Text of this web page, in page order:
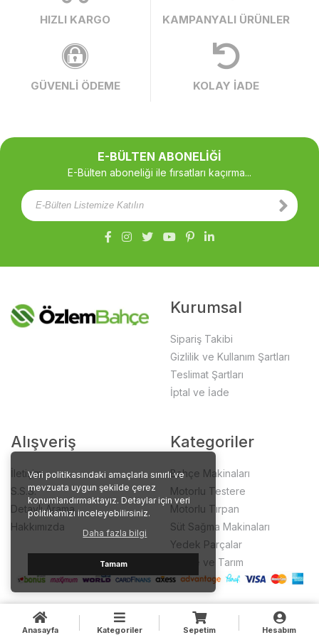
Veri politikasındaki amaçlarla sınırlı ve
mevzuata uygun şekilde çerez
konumlandırmaktayız. Detaylar için veri
politikamızı inceleyebilirsiniz.
Daha fazla bilgi
Tamam
HIZLI KARGO KAMPANYALI ÜRÜNLER
GÜVENLİ ÖDEME KOLAY İADE
E-BÜLTEN ABONELİĞİ
E-Bülten aboneliği ile fırsatları kaçırma...
Kurumsal
Sipariş Takibi
Gizlilik ve Kullanım Şartları
Teslimat Şartları
İptal ve İade
Alışveriş
İletişim
S.S.S.
Detaylı Arama
Hakkımızda
Kategoriler
Bahçe Makinaları
Motorlu Testere
Motorlu Tırpan
Süt Sağma Makinaları
Yedek Parçalar
Bahçe ve Tarım
Anasayfa Kategoriler Sepetim Hesabım